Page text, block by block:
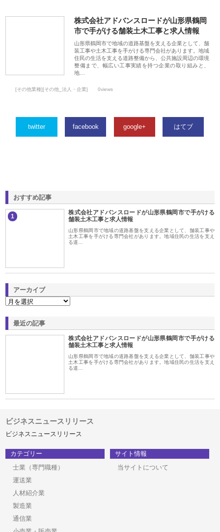
株式会社アドバンスロードが山形県鶴岡
市で手がける舗装土木工事と求人情報
山形県鶴岡市で地域の道路基盤を支える企業として、舗
装工事や土木工事を手がける専門会社があります。地域
住民の生活を支える道路整備から、公共施設周辺の環境
整備まで、幅広い工事実績を持つ企業の取り組みと、
地…
[その他業種][その他_法人・企業] 0views
twitter facebook google+ はてブ
おすすめ記事
1
株式会社アドバンスロードが山形県鶴岡市で手がける
舗装土木工事と求人情報
山形県鶴岡市で地域の道路基盤を支える企業として、舗装工事や
土木工事を手がける専門会社があります。地域住民の生活を支え
る道…
アーカイブ
最近の記事
株式会社アドバンスロードが山形県鶴岡市で手がける
舗装土木工事と求人情報
山形県鶴岡市で地域の道路基盤を支える企業として、舗装工事や
土木工事を手がける専門会社があります。地域住民の生活を支え
る道…
ビジネスニュースリリース
ビジネスニュースリリース
カテゴリー
士業（専門職種）
運送業
人材紹介業
製造業
通信業
サイト情報
当サイトについて